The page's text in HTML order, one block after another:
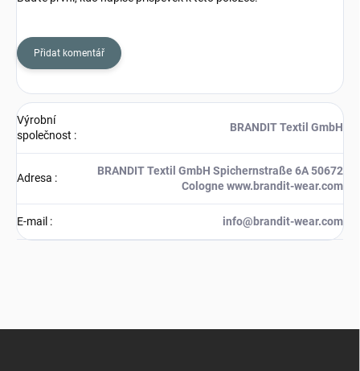
Přidat komentář
Výrobní
společnost :
BRANDIT Textil GmbH
Adresa :
BRANDIT Textil GmbH Spichernstraße 6A 50672
Cologne www.brandit-wear.com
E-mail : info@brandit-wear.com